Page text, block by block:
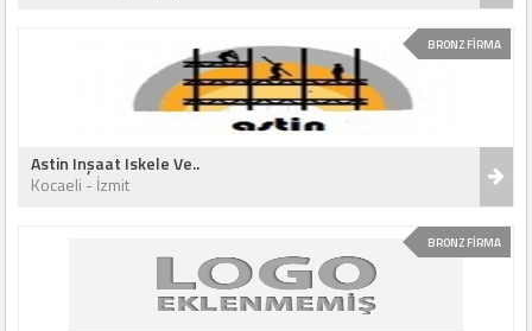
BRONZ FİRMA
Astin Inşaat Iskele Ve..
Kocaeli - İzmit
BRONZ FİRMA